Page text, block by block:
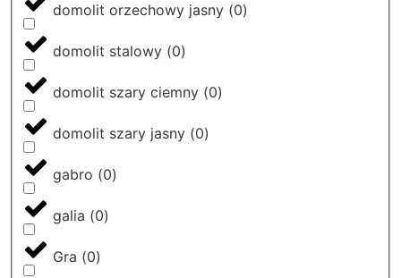
domolit orzechowy jasny (0)
domolit stalowy (0)
domolit szary ciemny (0)
domolit szary jasny (0)
gabro (0)
galia (0)
Gra (0)